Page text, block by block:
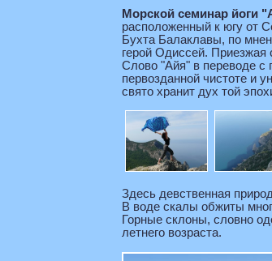
Морской семинар йоги
расположенный к югу от
Бухта Балаклавы, по
герой Одиссей. Приезжая
Слово "Айя" в переводе с
первозданной чистоте и
свято хранит дух той
Здесь девственная
В воде скалы обжиты
Горные склоны, словно
летнего возраста.